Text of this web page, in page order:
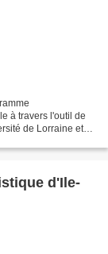
à travers l'outil de
de Lorraine et
d'Ile-